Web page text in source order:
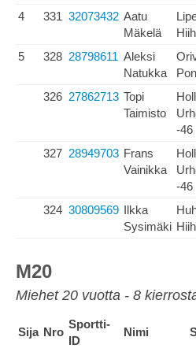
4 331 32073432 Aatu
Mäkelä
5 328 28798611 Aleksi
Natukka
326 27862713 Topi
Taimisto
-46
327 28949703 Frans
Vainikka
-46
324 30809569 Ilkka
Sysimäki
M20
Miehet 20 vuotta - 8
Sija Nro
Sportti-
ID
Nimi